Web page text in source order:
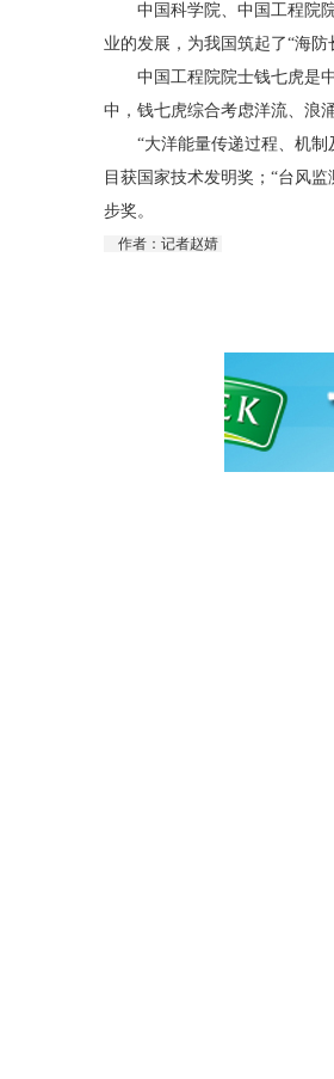
中国科学院、中国工程院院
业的发展，为我国筑起了“海防
中国工程院院士钱七虎是中
中，钱七虎综合考虑洋流、浪
“大洋能量传递过程、机制及
目获国家技术发明奖；“台风
步奖。
作者：记者赵婧